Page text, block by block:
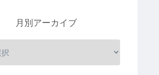
月別アーカイブ